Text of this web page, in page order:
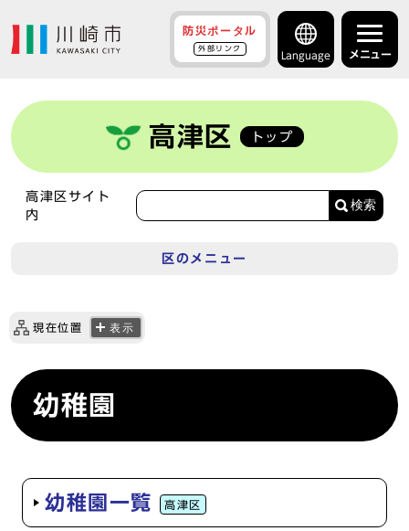
防災ポータル
外部リンク
Language メニュー
高津区 トップ
高津区サイト
内
検索
区のメニュー
現在位置 表示
幼稚園
幼稚園一覧 高津区